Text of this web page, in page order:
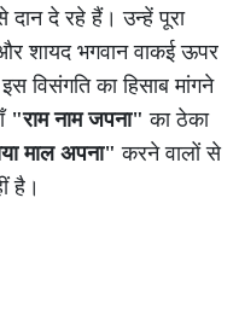
दे रहे हैं। उन्हें पूरा
शायद भगवान वाकई ऊपर
विसंगति का हिसाब मांगने
"राम नाम जपना" का ठेका
माल अपना" करने वालों से
है।